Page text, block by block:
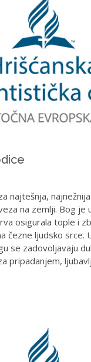
najtešnja,
na zemlji. Bog je
osigurala tople i
čezne ljudsko srce.
se zadovoljavaju
pripadanjem,